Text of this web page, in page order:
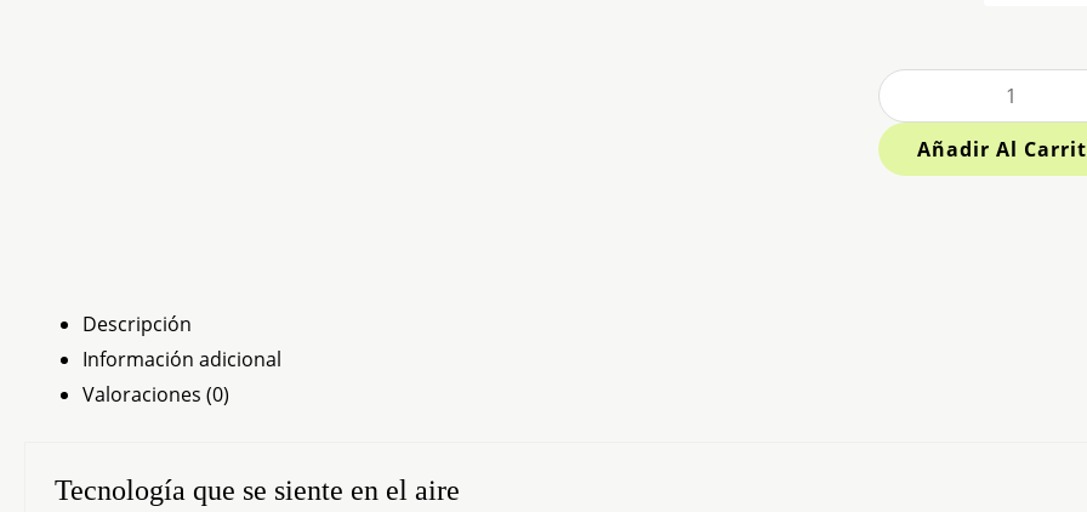
Añadir Al
Descripción
Información adicional
Valoraciones (0)
Tecnología que se siente en el aire